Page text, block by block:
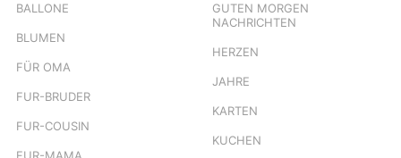
BALLONE
BLUMEN
FÜR OMA
FUR-BRUDER
FUR-COUSIN
GUTEN MORGEN
NACHRICHTEN
HERZEN
JAHRE
KARTEN
KUCHEN